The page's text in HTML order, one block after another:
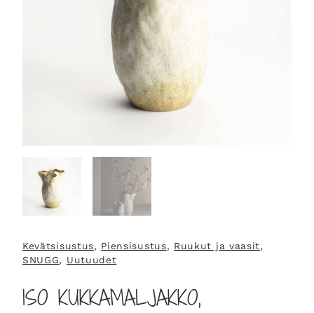
Kevätsisustus, Piensisustus, Ruukut ja vaasit
SNUGG, Uutuudet
ISO KUKKAMALJAKKO,